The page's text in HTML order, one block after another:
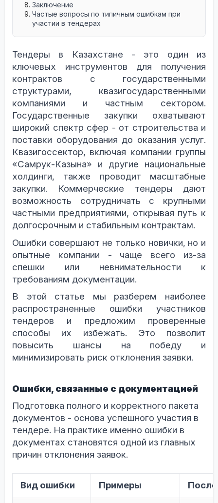
Заключение
Частые вопросы по типичным ошибкам при
участии в тендерах
Тендеры в Казахстане - это один из
ключевых инструментов для получения
контрактов с государственными
структурами, квазигосударственными
компаниями и частным сектором.
Государственные закупки охватывают
широкий спектр сфер - от строительства и
поставки оборудования до оказания услуг.
Квазигоссектор, включая компании группы
«Самрук-Казына» и другие национальные
холдинги, также проводит масштабные
закупки. Коммерческие тендеры дают
возможность сотрудничать с крупными
частными предприятиями, открывая путь к
долгосрочным и стабильным контрактам.
Ошибки совершают не только новички, но и
опытные компании - чаще всего из-за
спешки или невнимательности к
требованиям документации.
В этой статье мы разберем наиболее
распространенные ошибки участников
тендеров и предложим проверенные
способы их избежать. Это позволит
повысить шансы на победу и
минимизировать риск отклонения заявки.
Ошибки, связанные с документацией
Подготовка полного и корректного пакета
документов - основа успешного участия в
тендере. На практике именно ошибки в
документах становятся одной из главных
причин отклонения заявок.
Вид ошибки Примеры